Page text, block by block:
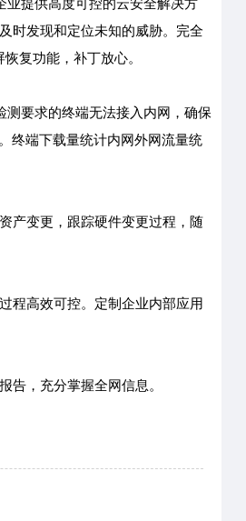
时发现和定位未知的威胁。完全
复功能，补丁放心。
要求的终端无法接入内网，确保
终端下载量统计内网外网流量统
产变更，跟踪硬件变更过程，随
程高效可控。定制企业内部应用
，充分掌握全网信息。